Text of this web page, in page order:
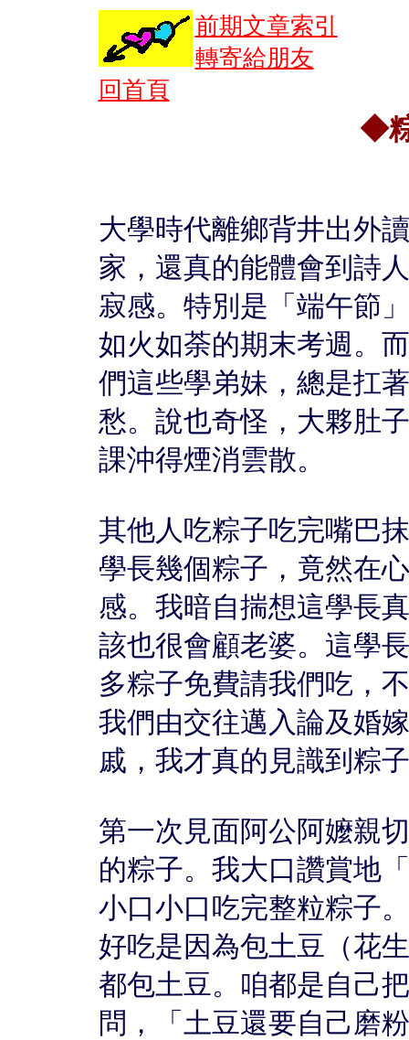
前期文章索引
轉寄給朋友
回首頁
◆
大學時代離鄉背井出外
家，還真的能體會到詩
寂感。特別是「端午節
如火如荼的期末考週。
們這些學弟妹，總是扛
愁。說也奇怪，大夥肚
課沖得煙消雲散。
其他人吃粽子吃完嘴巴
學長幾個粽子，竟然在
感。我暗自揣想這學長
該也很會顧老婆。這學
多粽子免費請我們吃，
我們由交往邁入論及婚
戚，我才真的見識到粽
第一次見面阿公阿嬤親
的粽子。我大口讚賞地
小口小口吃完整粒粽子
好吃是因為包土豆（花
都包土豆。咱都是自己
問，「土豆還要自己磨